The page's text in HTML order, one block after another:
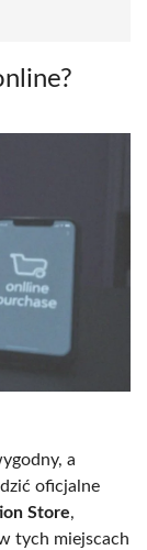
a
oficjalne
Store,
tych miejscach